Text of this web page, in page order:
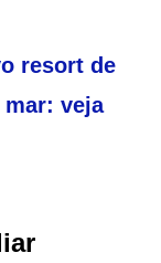
resort de
mar: veja